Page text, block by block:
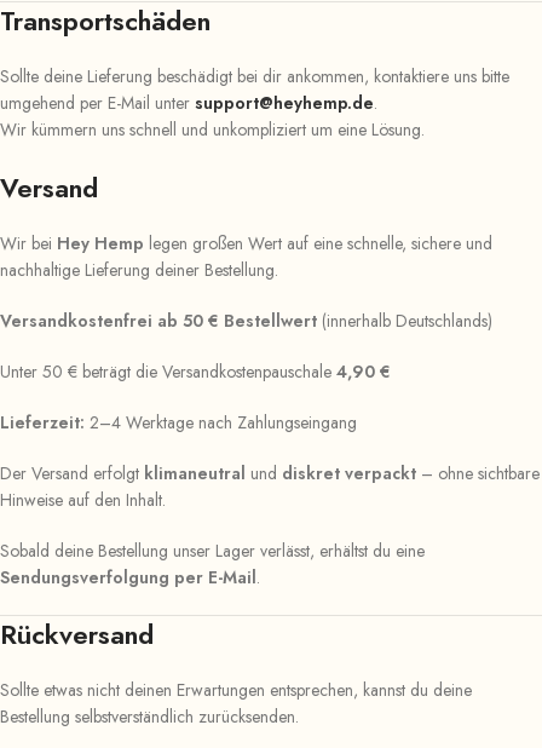
Transportschäden
Sollte deine Lieferung beschädigt bei dir ankommen, kontaktiere uns bitte
umgehend per E-Mail unter support@heyhemp.de.
Wir kümmern uns schnell und unkompliziert um eine Lösung.
Versand
Wir bei Hey Hemp legen großen Wert auf eine schnelle, sichere und
nachhaltige Lieferung deiner Bestellung.
Versandkostenfrei ab 50 € Bestellwert (innerhalb Deutschlands)
Unter 50 € beträgt die Versandkostenpauschale 4,90 €
Lieferzeit: 2–4 Werktage nach Zahlungseingang
Der Versand erfolgt klimaneutral und diskret verpackt – ohne sichtbare
Hinweise auf den Inhalt.
Sobald deine Bestellung unser Lager verlässt, erhältst du eine
Sendungsverfolgung per E-Mail.
Rückversand
Sollte etwas nicht deinen Erwartungen entsprechen, kannst du deine
Bestellung selbstverständlich zurücksenden.